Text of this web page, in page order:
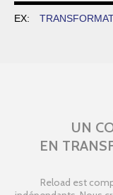
EX:
UN
EN
Reload est